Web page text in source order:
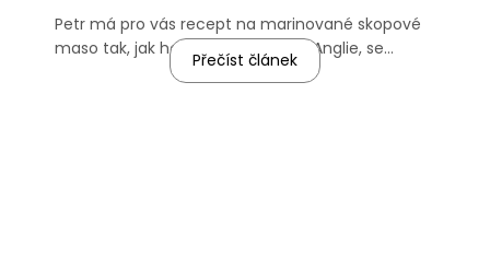
Petr má pro vás recept na marinované skopové
maso tak, jak ho připravují na jihu Anglie, se
speciální marinádou. už se mi sbíhají sliny. Dobrou
Přečíst článek